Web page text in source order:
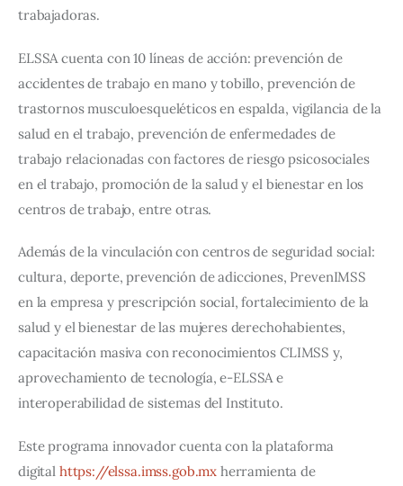
trabajadoras.
ELSSA cuenta con 10 líneas de acción: prevención de
accidentes de trabajo en mano y tobillo, prevención de
trastornos musculoesqueléticos en espalda, vigilancia de la
salud en el trabajo, prevención de enfermedades de
trabajo relacionadas con factores de riesgo psicosociales
en el trabajo, promoción de la salud y el bienestar en los
centros de trabajo, entre otras.
Además de la vinculación con centros de seguridad social:
cultura, deporte, prevención de adicciones, PrevenIMSS
en la empresa y prescripción social, fortalecimiento de la
salud y el bienestar de las mujeres derechohabientes,
capacitación masiva con reconocimientos CLIMSS y,
aprovechamiento de tecnología, e-ELSSA e
interoperabilidad de sistemas del Instituto.
Este programa innovador cuenta con la plataforma
digital https://elssa.imss.gob.mx herramienta de